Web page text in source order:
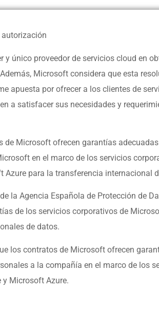
autorización
y único proveedor de servicios cloud en
Microsoft considera que esta
apuesta por ofrecer a los clientes de
a satisfacer sus necesidades y
de Microsoft ofrecen garantías
en el marco de los servicios
Azure para la transferencia internacional
la Agencia Española de Protección de
de los servicios corporativos de
de datos.
los contratos de Microsoft ofrecen
a la compañía en el marco de los
y Microsoft Azure.